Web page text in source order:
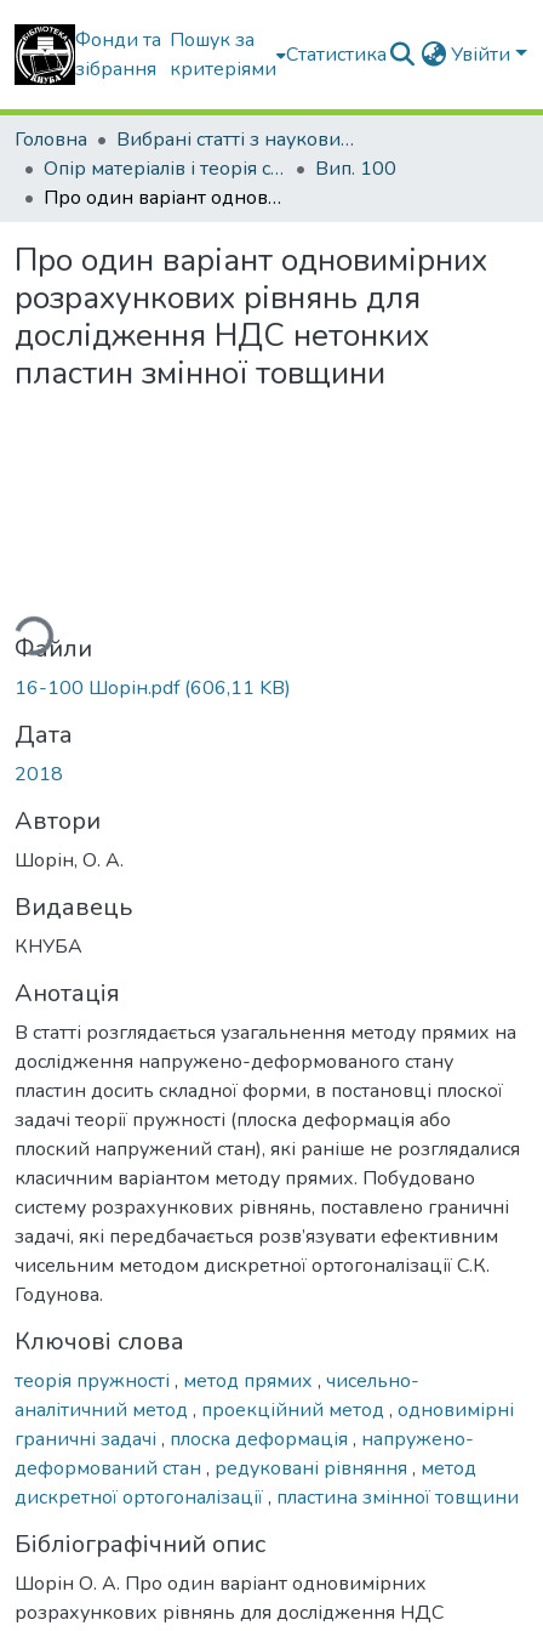
Фонди та
зібрання
Пошук за
критеріями
Статистика Увійти
Головна
Вибрані статті з наукових збірників КНУБА
Опір матеріалів і теорія споруд
Вип. 100
Про один варіант одновимірних розрахункових рівнянь для дослідження НДС нетонких пластин змінної товщини
Про один варіант одновимірних
розрахункових рівнянь для
дослідження НДС нетонких
пластин змінної товщини
Файли
16-100 Шорін.pdf(606,11 KB)
Дата
2018
Автори
Шорін, О. А.
Видавець
КНУБА
Анотація
В статті розглядається узагальнення методу прямих на
дослідження напружено-деформованого стану
пластин досить складної форми, в постановці плоскої
задачі теорії пружності (плоска деформація або
плоский напружений стан), які раніше не розглядалися
класичним варіантом методу прямих. Побудовано
систему розрахункових рівнянь, поставлено граничні
задачі, які передбачається розв’язувати ефективним
чисельним методом дискретної ортогоналізації С.К.
Годунова.
Ключові слова
теорія пружності , метод прямих , чисельно-
аналітичний метод , проекційний метод , одновимірні
граничні задачі , плоска деформація , напружено-
деформований стан , редуковані рівняння , метод
дискретної ортогоналізації, пластина змінної товщини
Бібліографічний опис
Шорін О. А. Про один варіант одновимірних
розрахункових рівнянь для дослідження НДС